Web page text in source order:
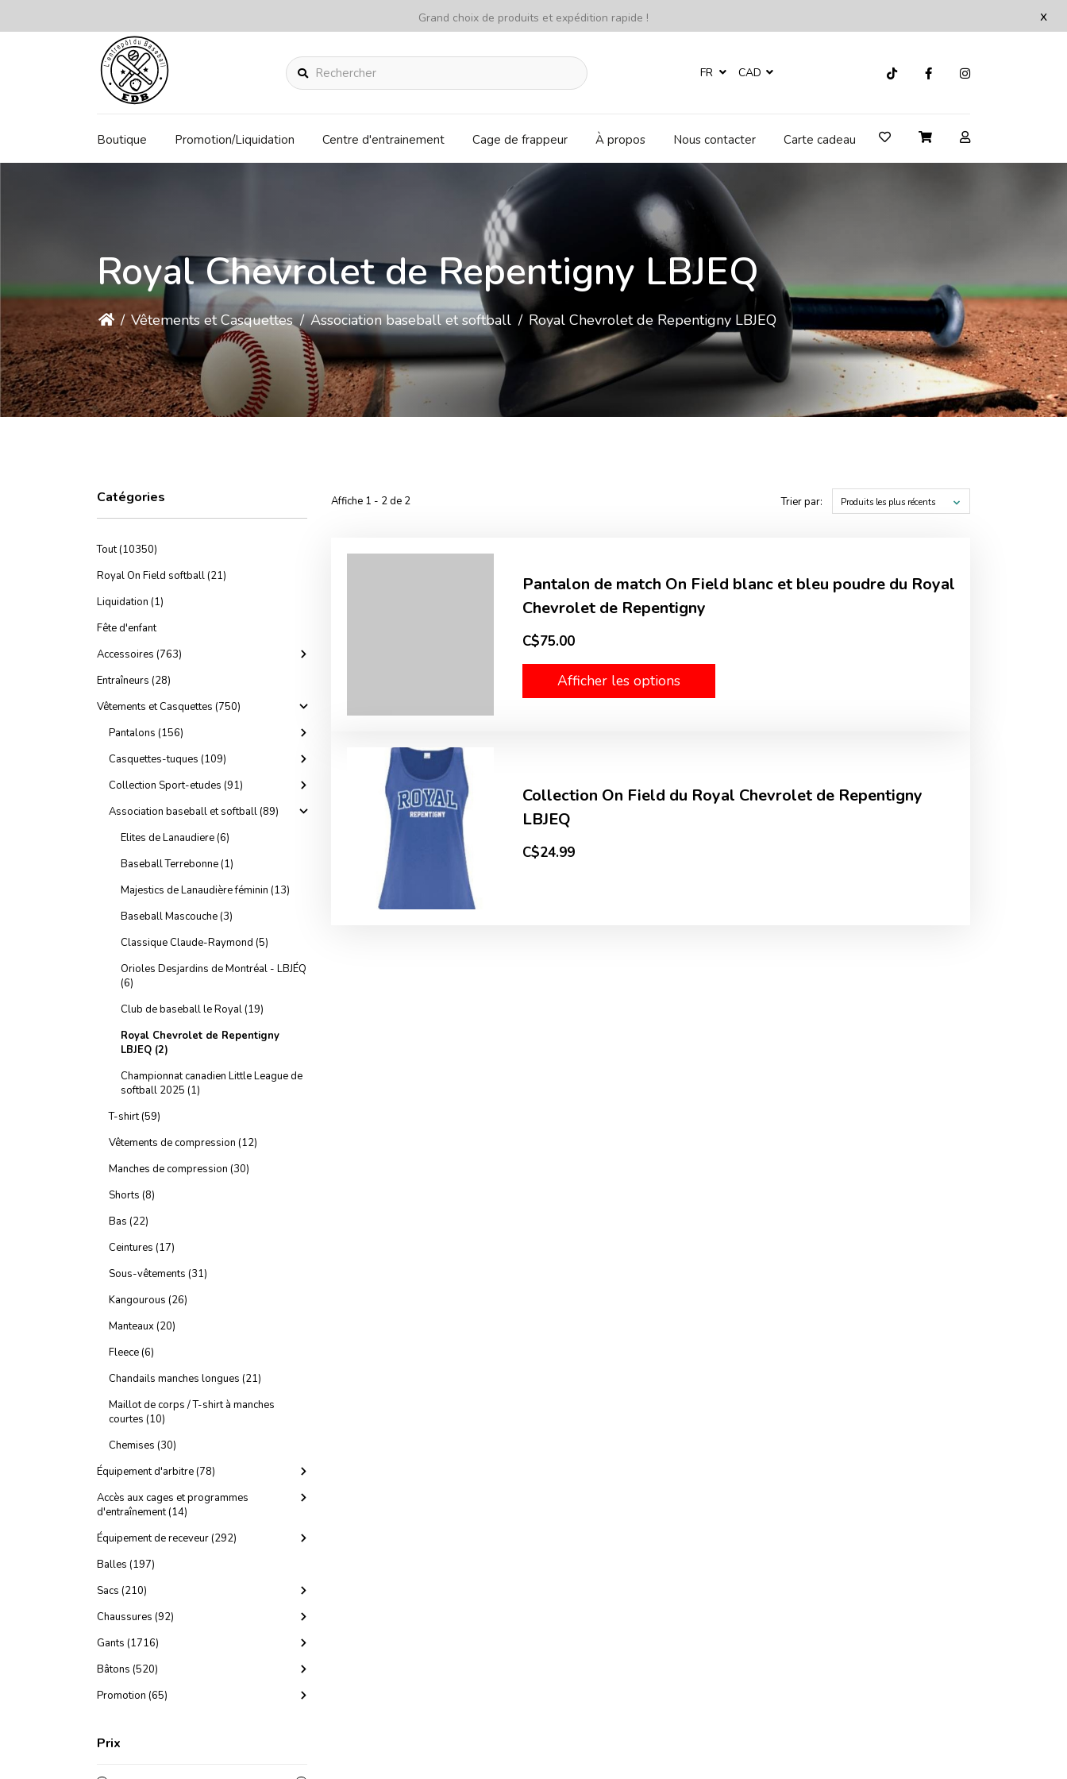
x
Grand choix de produits et expédition rapide !
Rechercher FR CAD
Boutique Promotion/Liquidation Centre d'entrainement Cage de frappeur À propos Nous contacter Carte cadeau
Royal Chevrolet de Repentigny LBJEQ
/ Vêtements et Casquettes / Association baseball et softball / Royal Chevrolet de Repentigny LBJEQ
Catégories
Tout (10350)
Royal On Field softball (21)
Liquidation (1)
Fête d'enfant
Accessoires (763)
Entraîneurs (28)
Vêtements et Casquettes (750)
Pantalons (156)
Casquettes-tuques (109)
Collection Sport-etudes (91)
Association baseball et softball (89)
Elites de Lanaudiere (6)
Baseball Terrebonne (1)
Majestics de Lanaudière féminin (13)
Baseball Mascouche (3)
Classique Claude-Raymond (5)
Orioles Desjardins de Montréal - LBJÉQ
(6)
Club de baseball le Royal (19)
Royal Chevrolet de Repentigny
LBJEQ (2)
Championnat canadien Little League de
softball 2025 (1)
T-shirt (59)
Vêtements de compression (12)
Manches de compression (30)
Shorts (8)
Bas (22)
Ceintures (17)
Sous-vêtements (31)
Kangourous (26)
Manteaux (20)
Fleece (6)
Chandails manches longues (21)
Maillot de corps / T-shirt à manches
courtes (10)
Chemises (30)
Équipement d'arbitre (78)
Accès aux cages et programmes
d'entraînement (14)
Équipement de receveur (292)
Balles (197)
Sacs (210)
Chaussures (92)
Gants (1716)
Bâtons (520)
Promotion (65)
Prix
Affiche 1 - 2 de 2 Trier par: Produits les plus récents
Pantalon de match On Field blanc et bleu poudre du Royal
Chevrolet de Repentigny
C$75.00
Afficher les options
Collection On Field du Royal Chevrolet de Repentigny
LBJEQ
C$24.99